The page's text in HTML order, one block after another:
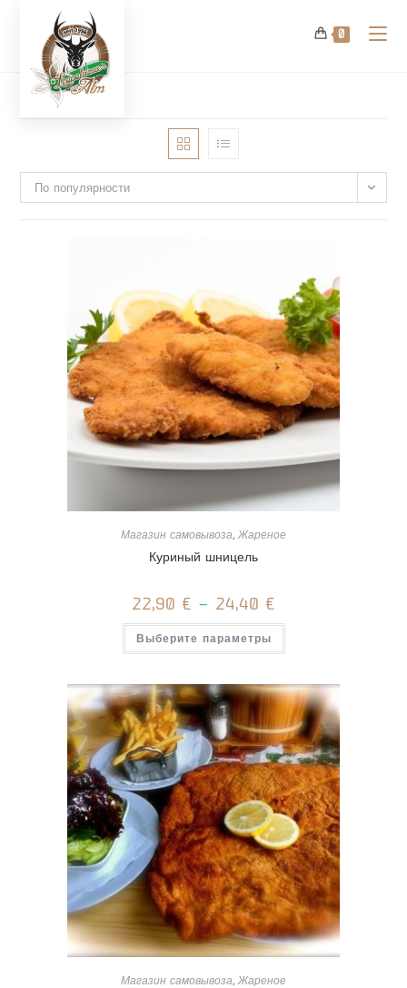
содержимому
0
По популярности
Магазин самовывоза, Жареное
Куриный шницель
22,90 € – 24,40 €
Выберите параметры
Этот
имеет
Опции
можно
выбрать
на
странице
товара.
Магазин самовывоза, Жареное